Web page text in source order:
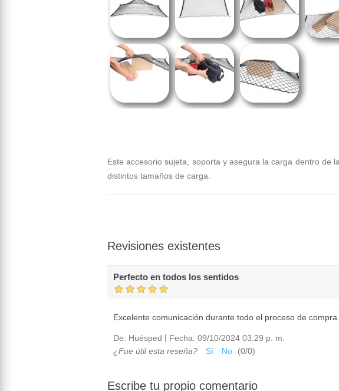
Este accesorio sujeta, soporta y asegura la carga dentro de
distintos tamaños de carga.
Revisiones existentes
Perfecto en todos los sentidos
Excelente comunicación durante todo el proceso de compra.
De: Huésped | Fecha: 09/10/2024 03:29 p. m.
¿Fue útil esta reseña?
Sí No (0/0)
Escribe tu propio comentario